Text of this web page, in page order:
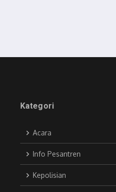
Kategori
Acara
Info Pesantren
Kepolisian